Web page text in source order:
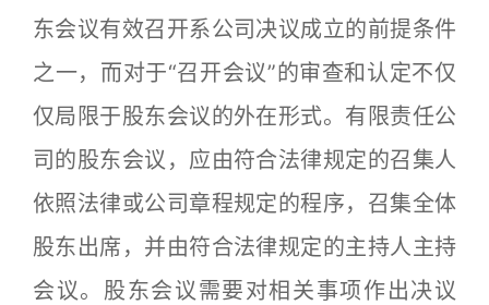
东会议有效召开系公司决议成立的前提条件
之一，而对于“召开会议”的审查和认定不仅
仅局限于股东会议的外在形式。有限责任公
司的股东会议，应由符合法律规定的召集人
依照法律或公司章程规定的程序，召集全体
股东出席，并由符合法律规定的主持人主持
会议。股东会议需要对相关事项作出决议